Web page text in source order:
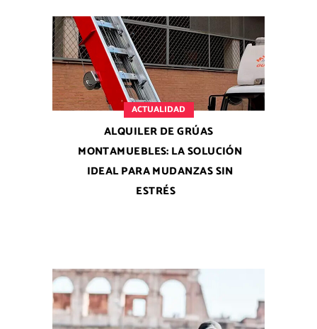
ACTUALIDAD
ALQUILER DE GRÚAS
MONTAMUEBLES: LA SOLUCIÓN
IDEAL PARA MUDANZAS SIN
ESTRÉS